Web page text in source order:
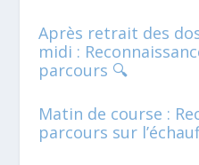
Après retrait des
midi :
parcours 🔍
Matin de course :
parcours sur